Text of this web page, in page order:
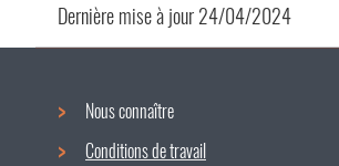
Dernière mise à jour24/04/2024
Nous connaître
Conditions de travail